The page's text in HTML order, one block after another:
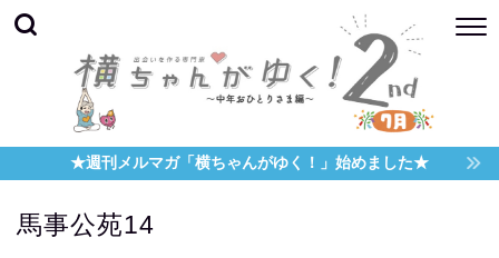
★週刊メルマガ「横ちゃんがゆく！」始めました★
馬事公苑14